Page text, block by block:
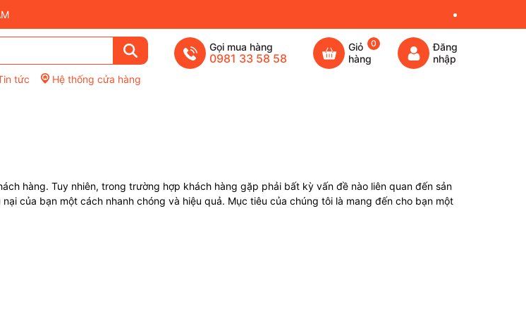
tức Hệ thống cửa hàng
Gọi mua hàng
0981 33 58 58
Giỏ
hàng
0
Đăng
nhập
hàng. Tuy nhiên, trong trường hợp khách hàng gặp phải bất kỳ vấn đề nào liên quan đến sản
của bạn một cách nhanh chóng và hiệu quả. Mục tiêu của chúng tôi là mang đến cho bạn một